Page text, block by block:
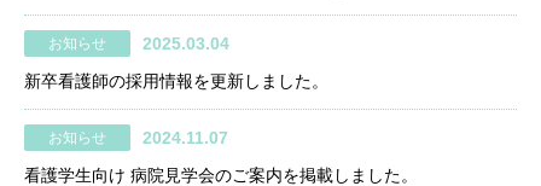
お知らせ
2025.03.04
新卒看護師の採用情報を更新しました。
お知らせ
2024.11.07
看護学生向け 病院見学会のご案内を掲載しました。